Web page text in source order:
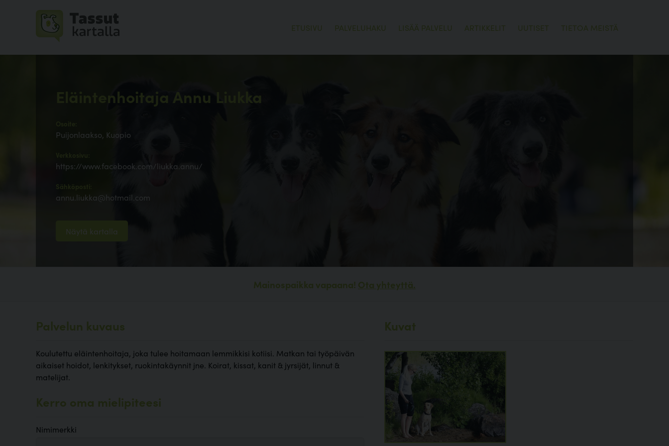
ETUSIVU PALVELUHAKU LISÄÄ PALVELU ARTIKKELIT UUTISET TIETOA MEISTÄ
Eläintenhoitaja Annu Liukka
Puijonlaakso, Kuopio
https://www.facebook.com/liukka.annu/
Sähköposti:
annu.liukka@hotmail.com
Näytä kartalla
Mainospaikka vapaana! Ota yhteyttä.
Palvelun kuvaus
Koulutettu eläintenhoitaja, joka tulee hoitamaan lemmikkisi kotiisi. Matkan tai työpäivän
aikaiset hoidot, lenkitykset, ruokintakäynnit jne. Koirat, kissat, kanit & jyrsijät, linnut &
matelijat.
Kerro oma mielipiteesi
Nimimerkki
Kuvat